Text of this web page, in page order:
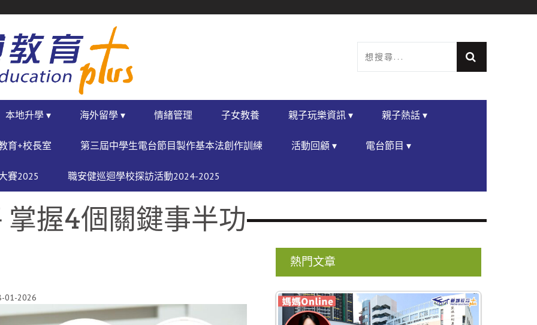
本地升學 ▾ 海外留學 ▾ 情緒管理 子女教養 親子玩樂資訊 ▾ 親子熱話 ▾
育+校長室 第三屆中學生電台節目製作基本法創作訓練 活動回顧 ▾ 電台節目 ▾
賽2025 職安健巡迴學校探訪活動2024-2025
握4個關鍵事半功
01-2026
熱門文章